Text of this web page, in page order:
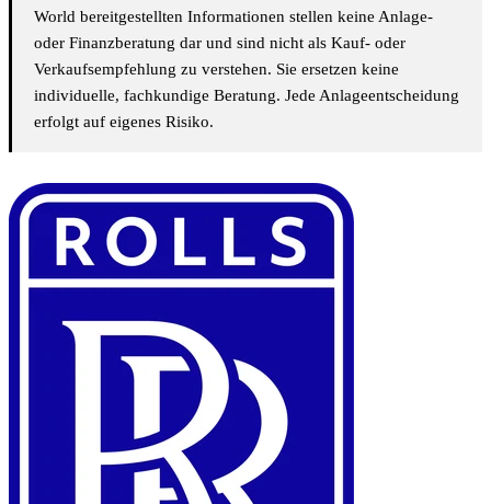
World bereitgestellten Informationen stellen keine Anlage-
oder Finanzberatung dar und sind nicht als Kauf- oder
Verkaufsempfehlung zu verstehen. Sie ersetzen keine
individuelle, fachkundige Beratung. Jede Anlageentscheidung
erfolgt auf eigenes Risiko.